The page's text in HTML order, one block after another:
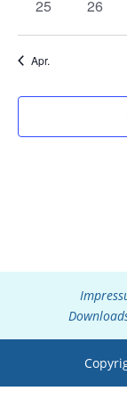
0
25
0
26
Apr.